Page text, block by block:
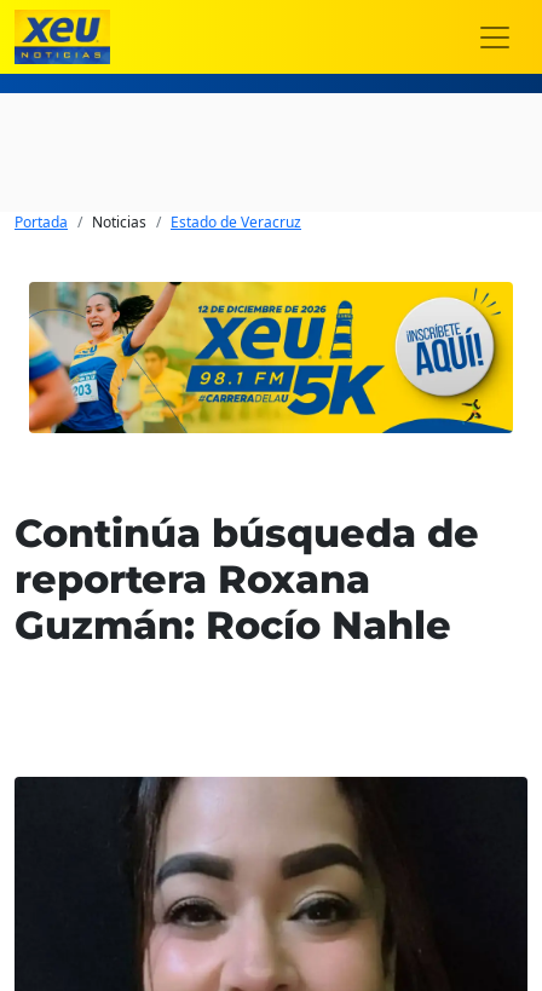
Portada Noticias Estado de Veracruz
Continúa búsqueda de
reportera Roxana
Guzmán: Rocío Nahle